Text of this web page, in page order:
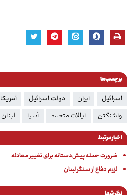
برچسب‌ها
اسرائیل ایران دولت اسرائیل آمریکا
واشنگتن
ایالات متحده آسیا لبنان
اخبار مرتبط
ضرورت حمله پیش‌دستانه برای تغییر معادله
لزوم دفاع از سنگر لبنان